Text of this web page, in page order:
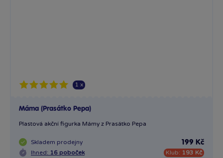
George na blátě (Prasátko Pepa)
Bambule vám přináší filmového hrdinu – George na blátě...
Skladem prodejny
Ihned: 16 poboček
199 Kč
Klub: 193 Kč